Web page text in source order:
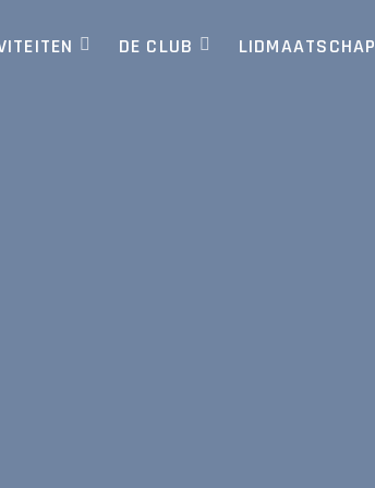
DE CLUB LIDMAATSCHAP